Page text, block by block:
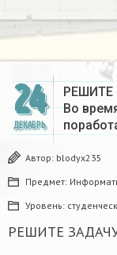
24
ДЕКАБРЬ
РЕШИТЕ
Во
Автор: blodyx235
Предмет:
Уровень:
РЕШИТЕ